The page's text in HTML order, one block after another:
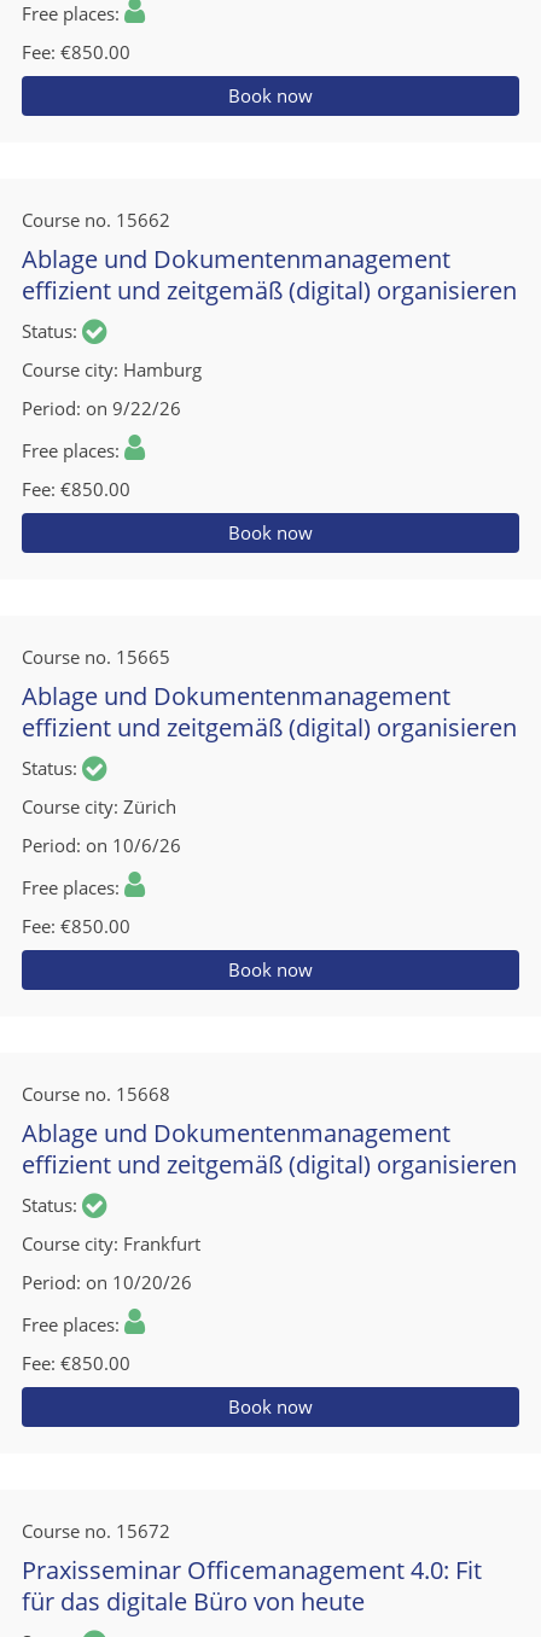
Free places
Fee €850.00
Book now
Course no. 15662
Ablage und Dokumentenmanagement
effizient und zeitgemäß (digital) organisieren
Status
Course city Hamburg
Period on 9/22/26
Free places
Fee €850.00
Book now
Course no. 15665
Ablage und Dokumentenmanagement
effizient und zeitgemäß (digital) organisieren
Status
Course city Zürich
Period on 10/6/26
Free places
Fee €850.00
Book now
Course no. 15668
Ablage und Dokumentenmanagement
effizient und zeitgemäß (digital) organisieren
Status
Course city Frankfurt
Period on 10/20/26
Free places
Fee €850.00
Book now
Course no. 15672
Praxisseminar Officemanagement 4.0: Fit
für das digitale Büro von heute